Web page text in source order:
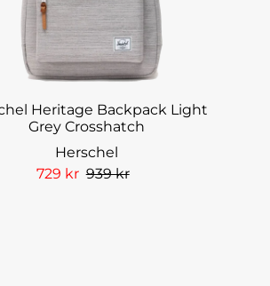
Heritage Backpack Light
Grey Crosshatch
Herschel
729 kr 939 kr